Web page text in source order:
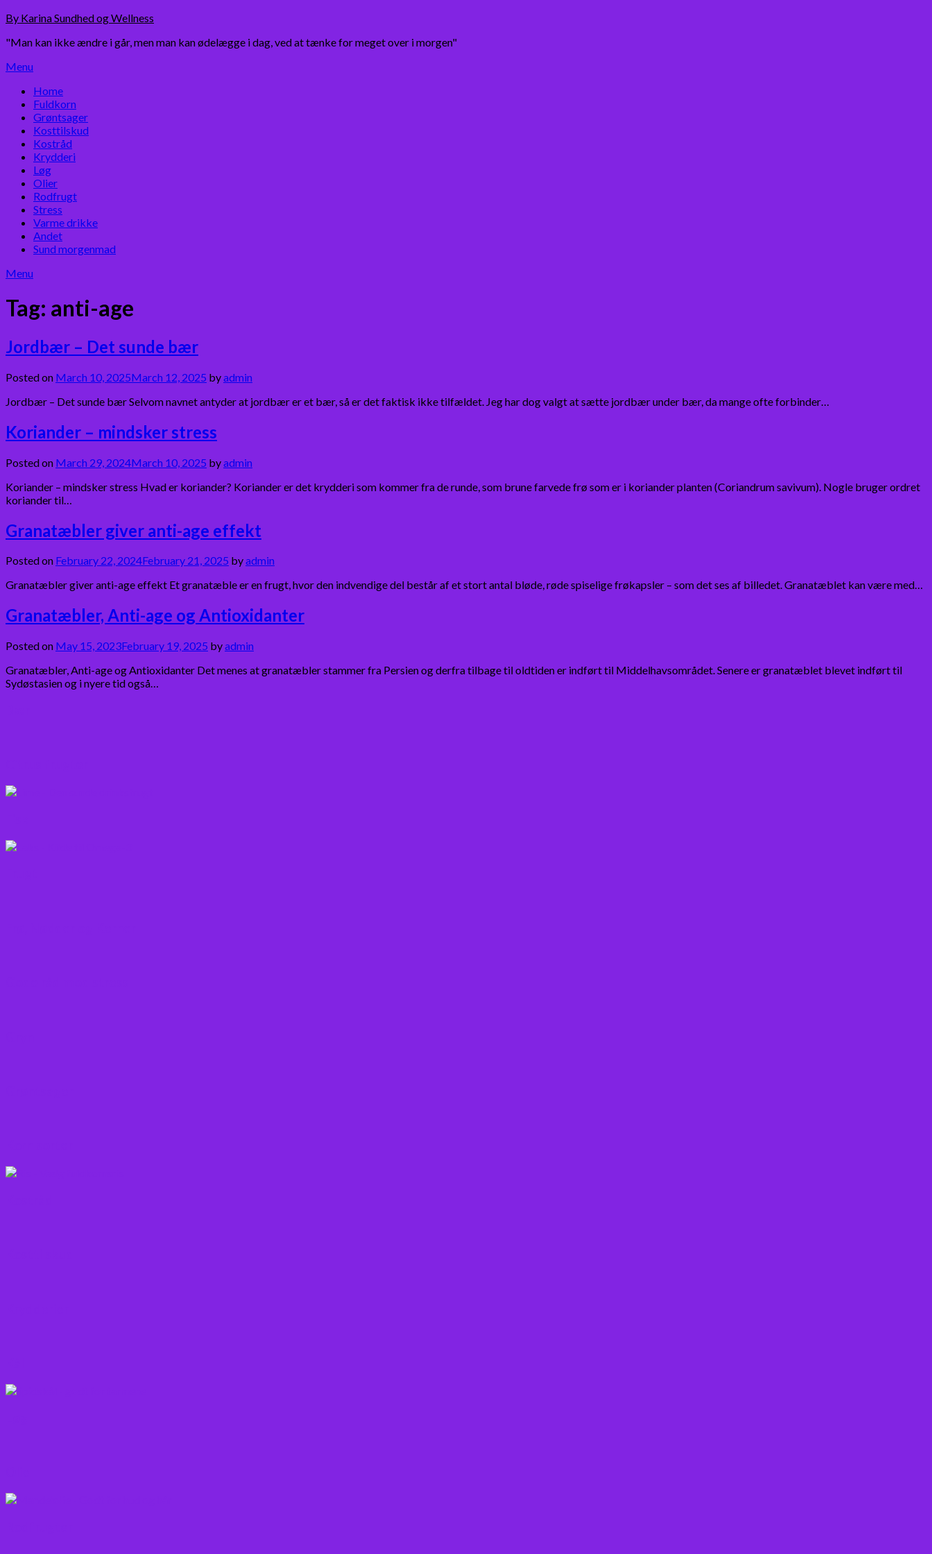
Skip
content
By Karina Sundhed og Wellness
"Man kan ikke ændre i går, men man kan ødelægge i dag, ved at tænke for meget over i morgen"
Menu
Home
Fuldkorn
Grøntsager
Kosttilskud
Kostråd
Krydderi
Løg
Olier
Rodfrugt
Stress
Varme drikke
Andet
Sund morgenmad
Menu
Tag: anti-age
Jordbær – Det sunde bær
Posted on March 10, 2025March 12, 2025 byadmin
Jordbær – Det sunde bær Selvom navnet antyder at jordbær er et bær, så er det faktisk ikke tilfældet. Jeg har dog valgt at sætte jordbær under bær, da mange ofte forbinder…
Koriander – mindsker stress
Posted on March 29, 2024March 10, 2025 byadmin
Koriander – mindsker stress Hvad er koriander? Koriander er det krydderi som kommer fra de runde, som brune farvede frø som er i koriander planten (Coriandrum savivum). Nogle bruger ordret
koriander til…
Granatæbler giver anti-age effekt
Posted on February 22, 2024February 21, 2025 byadmin
Granatæbler giver anti-age effekt Et granatæble er en frugt, hvor den indvendige del består af et stort antal bløde, røde spiselige frøkapsler – som det ses af billedet. Granatæblet kan være med…
Granatæbler, Anti-age og Antioxidanter
Posted on May 15, 2023February 19, 2025 byadmin
Granatæbler, Anti-age og Antioxidanter Det menes at granatæbler stammer fra Persien og derfra tilbage til oldtiden er indført til Middelhavsområdet. Senere er granatæblet blevet indført til
Sydøstasien og i nyere tid også…